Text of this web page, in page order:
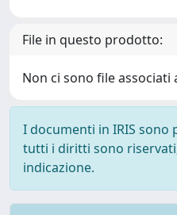
File in questo prodotto:
Non ci sono file
I documenti in IRIS
tutti i diritti sono
indicazione.